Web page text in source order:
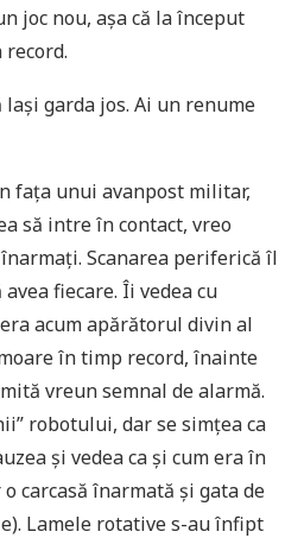
joc nou, așa că la început
lași garda jos. Ai un renume
fața unui avanpost militar,
să intre în contact, vreo
Scanarea periferică îl
fiecare. Îi vedea cu
acum apărătorul divin al
în timp record, înainte
vreun semnal de alarmă.
robotului, dar se simțea ca
și vedea ca și cum era în
carcasă înarmată și gata de
Lamele rotative s-au înfipt